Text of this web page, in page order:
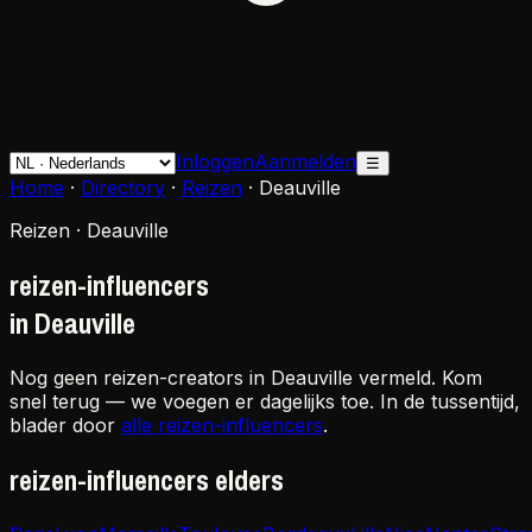
InloggenAanmelden ☰
Home · Directory · Reizen · Deauville
Reizen · Deauville
reizen-influencers
in Deauville
Nog geen reizen-creators in Deauville vermeld. Kom
snel terug — we voegen er dagelijks toe. In de tussentijd,
blader door alle reizen-influencers.
reizen-influencers elders